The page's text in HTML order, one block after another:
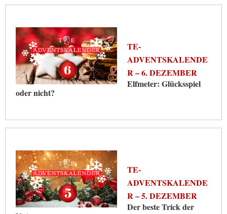
TE-
ADVENTSKALENDE
R – 6. DEZEMBER
Elfmeter: Glücksspiel
oder nicht?
TE-
ADVENTSKALENDE
R – 5. DEZEMBER
Der beste Trick der